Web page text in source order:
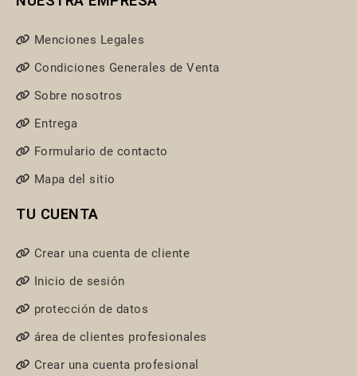
Menciones Legales
Condiciones Generales de Venta
Sobre nosotros
Entrega
Formulario de contacto
Mapa del sitio
TU CUENTA
Crear una cuenta de cliente
Inicio de sesión
protección de datos
área de clientes profesionales
Crear una cuenta profesional